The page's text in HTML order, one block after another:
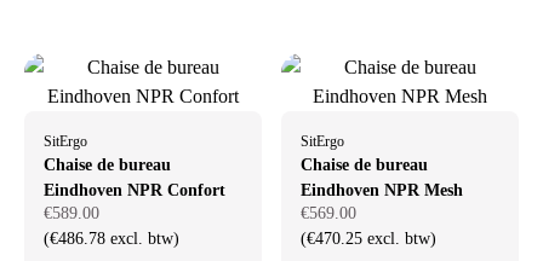
SitErgo
Chaise de bureau
Eindhoven NPR Confort
€589.00
(€486.78 excl. btw)
SitErgo
Chaise de bureau
Eindhoven NPR Mesh
€569.00
(€470.25 excl. btw)